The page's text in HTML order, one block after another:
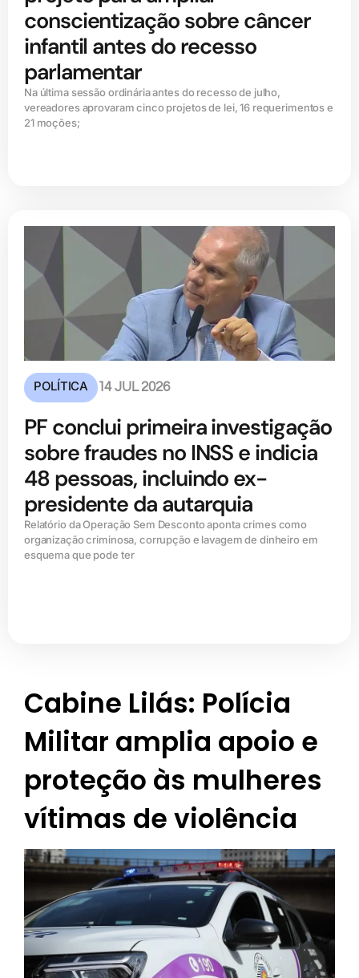
conscientização sobre câncer
infantil antes do recesso
parlamentar
Na última sessão ordinária antes do recesso de julho,
vereadores aprovaram cinco projetos de lei, 16 requerimentos e
21 moções;
POLÍTICA 14 JUL 2026
PF conclui primeira investigação
sobre fraudes no INSS e indicia
48 pessoas, incluindo ex-
presidente da autarquia
Relatório da Operação Sem Desconto aponta crimes como
organização criminosa, corrupção e lavagem de dinheiro em
esquema que pode ter
Cabine Lilás: Polícia
Militar amplia apoio e
proteção às mulheres
vítimas de violência